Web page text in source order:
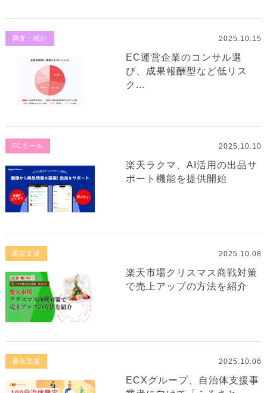
調査・統計 2025.10.15
EC運営企業のコンサル選
び、成果報酬型など低リス
ク...
ECモール 2025.10.10
楽天ラクマ、AI活用の出品サ
ポート機能を提供開始
通販支援 2025.10.08
楽天市場クリスマス商戦対策
で売上アップの方法を紹介
通販支援 2025.10.06
ECXグループ、自治体支援事